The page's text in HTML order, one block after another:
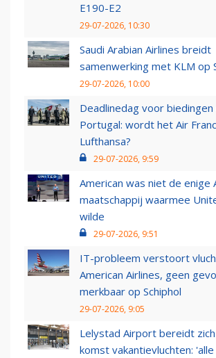
E190-E2
29-07-2026, 10:30
Saudi Arabian Airlines breidt
samenwerking met KLM op
29-07-2026, 10:00
Deadlinedag voor biedingen
Portugal: wordt het Air
Lufthansa?
29-07-2026, 9:59
American was niet de enige
maatschappij waarmee
wilde
29-07-2026, 9:51
IT-probleem verstoort
American Airlines, geen
merkbaar op Schiphol
29-07-2026, 9:05
Lelystad Airport bereidt
komst vakantievluchten: